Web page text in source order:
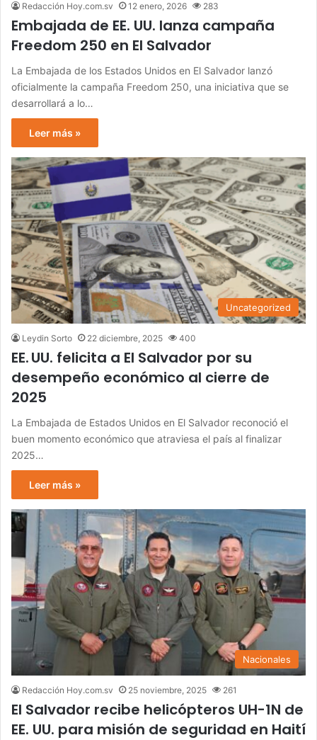
Redacción Hoy.com.sv 12 enero, 2026 283
Embajada de EE. UU. lanza campaña
Freedom 250 en El Salvador
La Embajada de los Estados Unidos en El Salvador lanzó
oficialmente la campaña Freedom 250, una iniciativa que se
desarrollará a lo…
Leer más »
Uncategorized
Leydin Sorto 22 diciembre, 2025 400
EE. UU. felicita a El Salvador por su
desempeño económico al cierre de
2025
La Embajada de Estados Unidos en El Salvador reconoció el
buen momento económico que atraviesa el país al finalizar
2025…
Leer más »
Nacionales
Redacción Hoy.com.sv 25 noviembre, 2025 261
El Salvador recibe helicópteros UH-1N de
EE. UU. para misión de seguridad en Haití